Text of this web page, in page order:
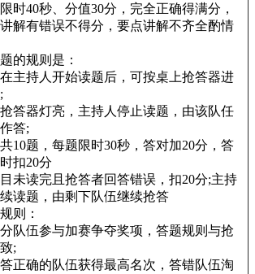
时40秒、分值30分，完全正确得满分，
解有错误不得分，要点讲解不齐全酌情
的规则是：
主持人开始读题后，可按桌上抢答器进
答器灯亮，主持人停止读题，由该队任
答;
10题，每题限时30秒，答对加20分，答
扣20分
未读完且抢答者回答错误，扣20分;主持
读题，由剩下队伍继续抢答
则：
队伍参与加赛争夺奖项，答题规则与抢
;
正确的队伍获得最高名次，答错队伍淘